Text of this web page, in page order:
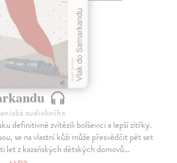
audiokniha
definitivně zvítězili bolševici a lepší zítřky.
se na vlastní kůži může přesvědčit pět set
let z kazaňských dětských domovů…